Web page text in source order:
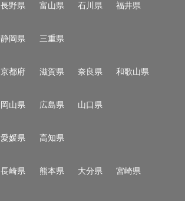
長野県 富山県 石川県 福井県
静岡県 三重県
京都府 滋賀県 奈良県 和歌山県
岡山県 広島県 山口県
愛媛県 高知県
長崎県 熊本県 大分県
宮崎県